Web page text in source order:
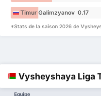
Timur Galimzyanov 0.17
*Stats de la saison 2026 de
Vysheyshaya Liga
Equipe